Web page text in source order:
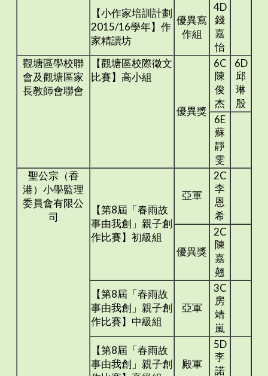
【小作家培訓計劃
2015/16學年】作
家精讀坊
優異寫
作組
4D
錢
嘉
怡
觀塘區學校聯
會及觀塘區家
長教師會聯會
【觀塘區校際徵文
比賽】高小組
優異獎
6C
陳
俊
杰
6D
邱
琳
殷
6E
蘇
靜
雯
聖公宗（香
港）小學監理
委員會有限公
司
【第8屆「春雨故
事由我創」親子創
作比賽】初級組
亞軍
2C
李
恩
希
優異獎
2C
陳
嘉
翹
【第8屆「春雨故
事由我創」親子創
作比賽】中級組
亞軍
3C
房
靖
嵐
【第8屆「春雨故
事由我創」親子創
殿軍
5D
李
諾